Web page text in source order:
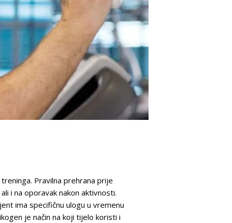
Pravilna prehrana prije
i na oporavak nakon aktivnosti.
ima specifičnu ulogu u vremenu
je način na koji tijelo koristi i